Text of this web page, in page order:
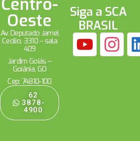
Centro-
Oeste
Av. Deputado Jamel
Cecílio, 3310 – sala
409
Jardim Goiás –
Goiânia, GO
Cep: 74810-100
62
3878-
4900
Siga a SCA
BRASIL